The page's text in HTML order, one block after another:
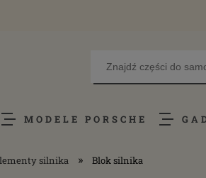
MODELE PORSCHE
silnika » Blok silnika